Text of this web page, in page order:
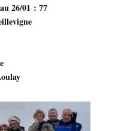
26/01 : 77